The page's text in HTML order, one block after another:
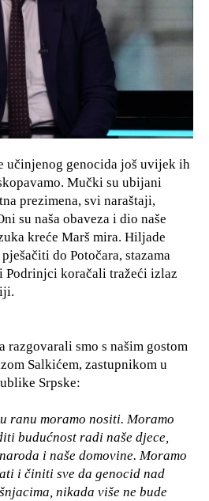
učinjenog genocida još uvijek ih
Mučki su ubijani
prezimena, svi naraštaji,
su naša obaveza i dio naše
kreće Marš mira. Hiljade
do Potočara, stazama
Podrinjci koračali tražeći izlaz
razgovarali smo s našim gostom
Salkićem, zastupnikom u
Srpske:
ranu moramo nositi. Moramo
budućnost radi naše djece,
i naše domovine. Moramo
i činiti sve da genocid nad
nikada više ne bude